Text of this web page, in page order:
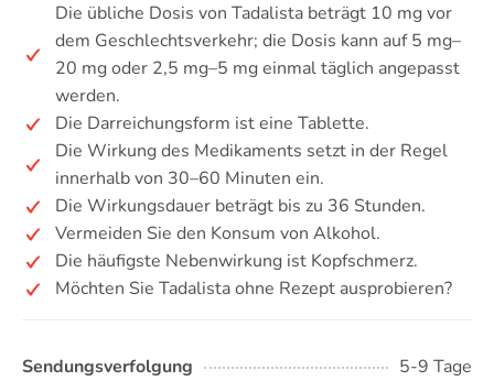
Die übliche Dosis von Tadalista beträgt 10 mg vor
dem Geschlechtsverkehr; die Dosis kann auf 5 mg–
20 mg oder 2,5 mg–5 mg einmal täglich angepasst
werden.
Die Darreichungsform ist eine Tablette.
Die Wirkung des Medikaments setzt in der Regel
innerhalb von 30–60 Minuten ein.
Die Wirkungsdauer beträgt bis zu 36 Stunden.
Vermeiden Sie den Konsum von Alkohol.
Die häufigste Nebenwirkung ist Kopfschmerz.
Möchten Sie Tadalista ohne Rezept ausprobieren?
Sendungsverfolgung
5-9 Tage